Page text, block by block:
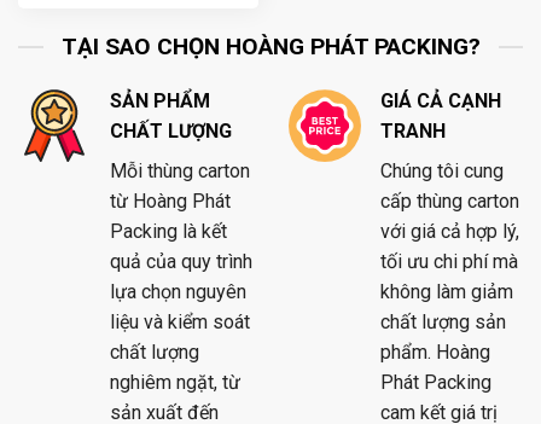
TẠI SAO CHỌN HOÀNG PHÁT PACKING?
SẢN PHẨM
CHẤT LƯỢNG
Mỗi thùng carton
từ Hoàng Phát
Packing là kết
quả của quy trình
lựa chọn nguyên
liệu và kiểm soát
chất lượng
nghiêm ngặt, từ
sản xuất đến
GIÁ CẢ CẠNH
TRANH
Chúng tôi cung
cấp thùng carton
với giá cả hợp lý,
tối ưu chi phí mà
không làm giảm
chất lượng sản
phẩm. Hoàng
Phát Packing
cam kết giá trị